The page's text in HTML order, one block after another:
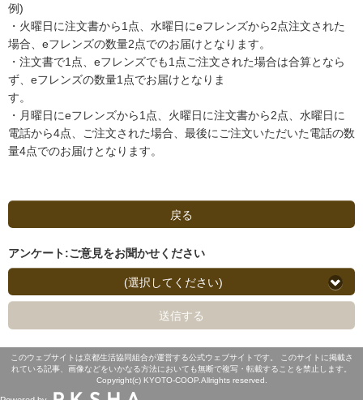
例)
・火曜日に注文書から1点、水曜日にeフレンズから2点注文された
場合、eフレンズの数量2点でのお届けとなります。
・注文書で1点、eフレンズでも1点ご注文された場合は合算となら
ず、eフレンズの数量1点でお届けとなりま
す。
・月曜日にeフレンズから1点、火曜日に注文書から2点、水曜日に
電話から4点、ご注文された場合、最後にご注文いただいた電話の数
量4点でのお届けとなります。
戻る
アンケート:ご意見をお聞かせください
(選択してください)
送信する
このウェブサイトは京都生活協同組合が運営する公式ウェブサイトです。 このサイトに掲載さ
れている記事、画像などをいかなる方法においても無断で複写・転載することを禁止します。
Copyright(c) KYOTO-COOP.Allrights reserved.